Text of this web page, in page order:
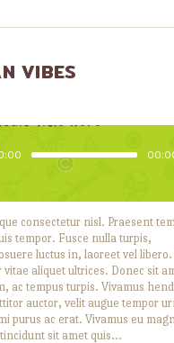
VIBES
Title Here
consectetur nisl. Praesent
tempor. Fusce nulla turpis,
luctus in, laoreet vel
aliquet ultrices. Donec sit
ac tempus turpis. Vivamus
auctor, velit augue tempor
purus ac erat. Vivamus eu
sit amet quis…